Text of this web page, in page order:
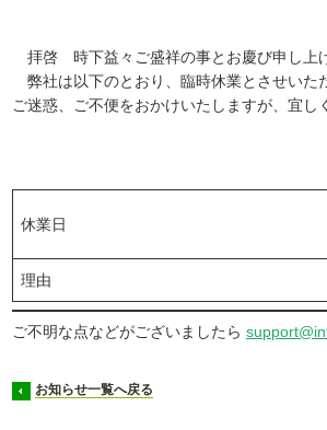
拝啓 時下益々ご盛祥の事とお慶び申し上
弊社は以下のとおり、臨時休業とさせいた
ご迷惑、ご不便をおかけいたしますが、宜し
休業日
理由
ご不明な点などがございましたら
お知らせ一覧へ戻る